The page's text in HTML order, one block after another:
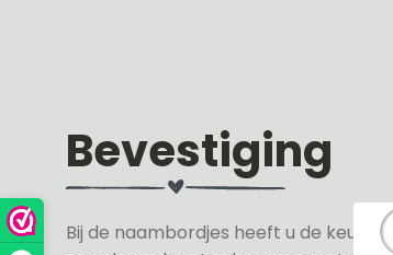
Bevestiging
Bij de naambordjes heeft u de keuze